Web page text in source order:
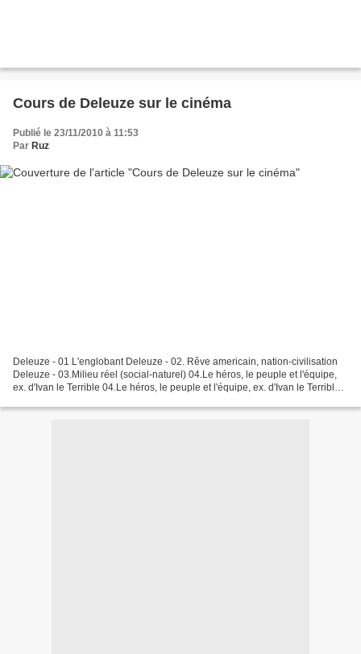
Cours de Deleuze sur le cinéma
Publié le 23/11/2010 à 11:53
Par Ruz
Deleuze - 01 L'englobant Deleuze - 02. Rêve americain, nation-civilisation
Deleuze - 03.Milieu réel (social-naturel) 04.Le héros, le peuple et l'équipe,
ex. d'Ivan le Terrible 04.Le héros, le peuple et l'équipe, ex. d'Ivan le Terrible